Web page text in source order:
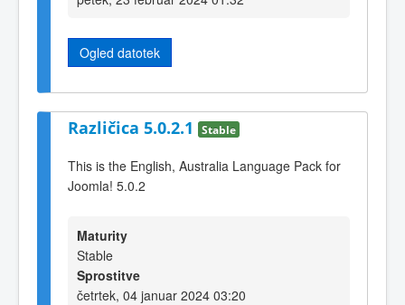
Ogled datotek
Različica 5.0.2.1 Stable
This is the English, Australia Language Pack for
Joomla! 5.0.2
Maturity
Stable
Sprostitve
četrtek, 04 januar 2024 03:20